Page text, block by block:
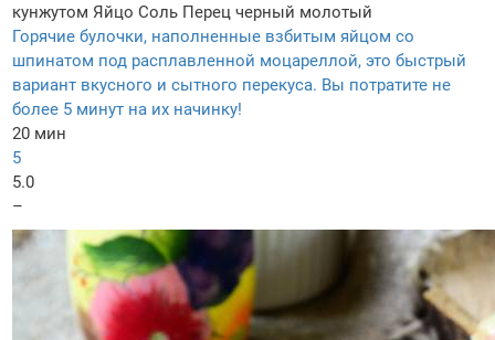
кунжутом Яйцо Соль Перец черный молотый
Горячие булочки, наполненные взбитым яйцом со
шпинатом под расплавленной моцареллой, это быстрый
вариант вкусного и сытного перекуса. Вы потратите не
более 5 минут на их начинку!
20 мин
5
5.0
–